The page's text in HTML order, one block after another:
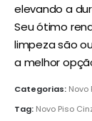
elevando a
Seu ótimo
limpeza são
a melhor
Categorias: Novo
Tag: Novo Piso